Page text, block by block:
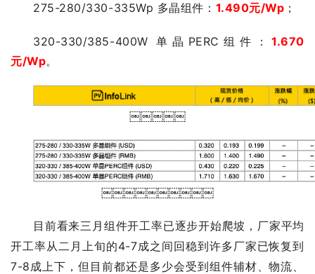
275-280/330-335Wp 多晶组件： 1.490元/Wp ；
320-330/385-400W 单晶PERC组件：1.670
元/Wp。
￼￼￼￼￼
￼￼￼￼￼￼￼￼￼￼
目前看来三月组件开工率已逐步开始爬坡，厂家平均
开工率从二月上旬的4-7成之间回稳到许多厂家已恢复到
7-8成上下，但目前都还是多少会受到组件辅材、物流、